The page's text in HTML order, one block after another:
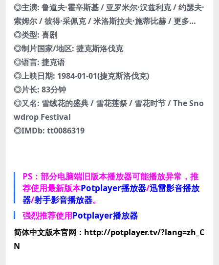
◎主演: 鲁道夫·霍辛斯基 / 亚罗米尔·汉兹利克 / 约瑟夫·
索姆尔 / 彼得·采佩克 / 米洛斯拉夫·施蒂比赫 / 更多…
◎类型: 喜剧
◎制片国家/地区: 捷克斯洛伐克
◎语言: 捷克语
◎上映日期: 1984-01-01(捷克斯洛伐克)
◎片长: 83分钟
◎又名: 雪绒花的盛典 / 雪花莲祭 / 雪花时节 / The Sno
wdrop Festival
◎IMDb: tt0086319
PS：部分电脑端旧版本播放器可能播放异常，推
荐使用最新版本Potplayer播放器/迅雷影音播放
器/射手影音播放器。
强烈推荐使用Potplayer播放器
简体中文版本官网：http://potplayer.tv/?lang=zh_C
N